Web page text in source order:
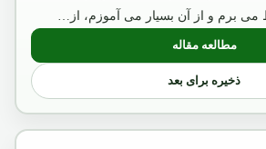
برم و از آن بسیار می آموزم، از…
مطالعه مقاله: بازهم تأملی بر "موافقتانامه" دو
ذخیره برای بعد